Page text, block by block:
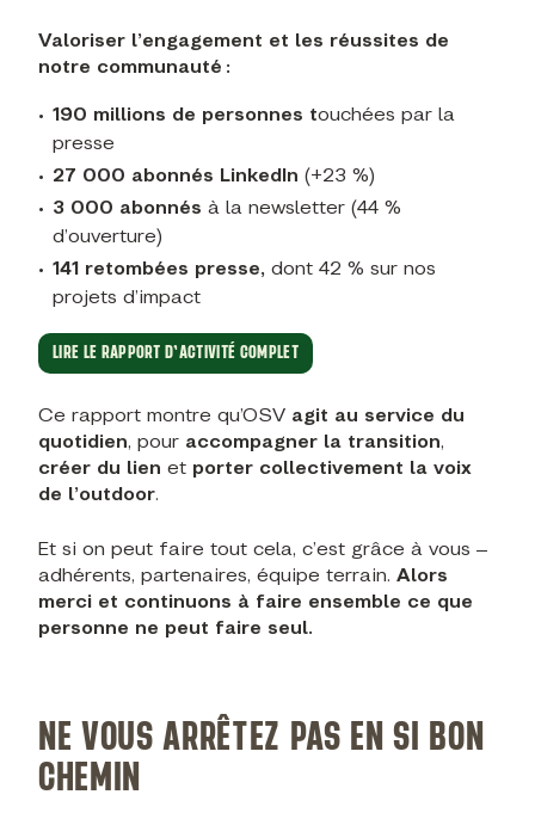
Valoriser l’engagement et les réussites de
notre communauté :
190 millions de personnes touchées par la
presse
27 000 abonnés LinkedIn (+23 %)
3 000 abonnés à la newsletter (44 %
d’ouverture)
141 retombées presse, dont 42 % sur nos
projets d’impact
LIRE LE RAPPORT D’ACTIVITÉ COMPLET
Ce rapport montre qu’OSV agit au service du
quotidien, pour accompagner la transition,
créer du lien et porter collectivement la voix
de l’outdoor.
Et si on peut faire tout cela, c’est grâce à vous –
adhérents, partenaires, équipe terrain. Alors
merci et continuons à faire ensemble ce que
personne ne peut faire seul.
NE VOUS ARRÊTEZ PAS EN SI BON
CHEMIN